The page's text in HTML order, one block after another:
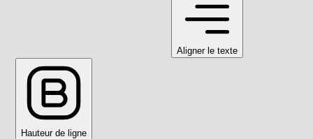
Aligner le texte
Hauteur de ligne